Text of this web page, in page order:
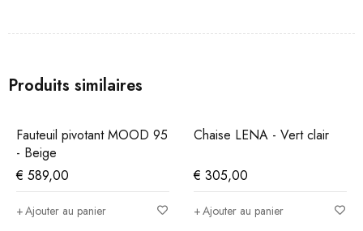
Produits similaires
Fauteuil pivotant MOOD 95
- Beige
€ 589,00
Ajouter au panier
Chaise LENA - Vert clair
€ 305,00
Ajouter au panier